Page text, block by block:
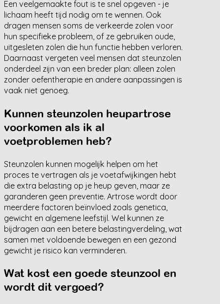
Een veelgemaakte fout is te snel opgeven - je
lichaam heeft tijd nodig om te wennen. Ook
dragen mensen soms de verkeerde zolen voor
hun specifieke probleem, of ze gebruiken oude,
uitgesleten zolen die hun functie hebben verloren.
Daarnaast vergeten veel mensen dat steunzolen
onderdeel zijn van een breder plan: alleen zolen
zonder oefentherapie en andere aanpassingen is
vaak niet genoeg.
Kunnen steunzolen heupartrose
voorkomen als ik al
voetproblemen heb?
Steunzolen kunnen mogelijk helpen om het
proces te vertragen als je voetafwijkingen hebt
die extra belasting op je heup geven, maar ze
garanderen geen preventie. Artrose wordt door
meerdere factoren beïnvloed zoals genetica,
gewicht en algemene leefstijl. Wel kunnen ze
bijdragen aan een betere belastingverdeling, wat
samen met voldoende bewegen en een gezond
gewicht je risico kan verminderen.
Wat kost een goede steunzool en
wordt dit vergoed?